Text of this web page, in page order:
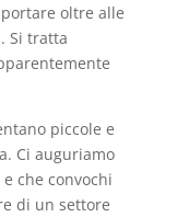
oltre alle
Si tratta
piccole e
Ci auguriamo
che convochi
di un settore